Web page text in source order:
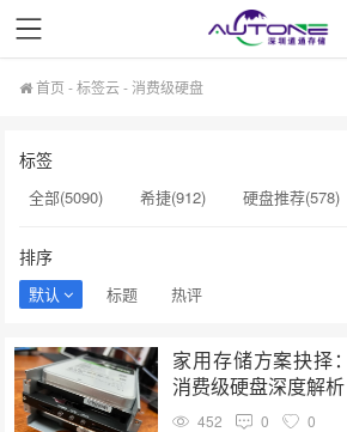
首页 -标签云- 消费级硬盘
标签
全部(5090) 希捷(912) 硬盘推荐(578)
硬盘采购(474)
希捷硬盘(471)
机械硬盘价格(2)
硬盘检测工具(2)
企
监控专用硬盘(2)
硬盘模式RAID(2)
排序
默认 标题 热评
家用存储方案抉择
消费级硬盘深度解析
452 0 0